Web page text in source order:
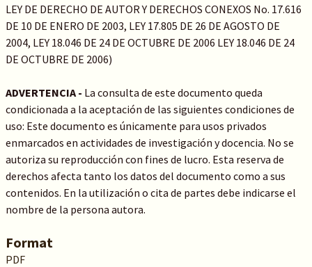
LEY DE DERECHO DE AUTOR Y DERECHOS CONEXOS No. 17.616
DE 10 DE ENERO DE 2003, LEY 17.805 DE 26 DE AGOSTO DE
2004, LEY 18.046 DE 24 DE OCTUBRE DE 2006 LEY 18.046 DE 24
DE OCTUBRE DE 2006)
ADVERTENCIA - La consulta de este documento queda
condicionada a la aceptación de las siguientes condiciones de
uso: Este documento es únicamente para usos privados
enmarcados en actividades de investigación y docencia. No se
autoriza su reproducción con fines de lucro. Esta reserva de
derechos afecta tanto los datos del documento como a sus
contenidos. En la utilización o cita de partes debe indicarse el
nombre de la persona autora.
Format
PDF